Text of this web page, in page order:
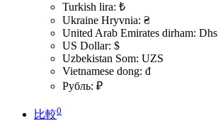
Turkish lira: ₺
Ukraine Hryvnia: ₴
United Arab Emirates dirham: Dhs
US Dollar: $
Uzbekistan Som: UZS
Vietnamese dong: đ
Рубль: ₽
比較0